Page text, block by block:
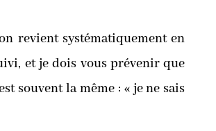
revient systématiquement en
et je dois vous prévenir que
souvent la même : « je ne sais